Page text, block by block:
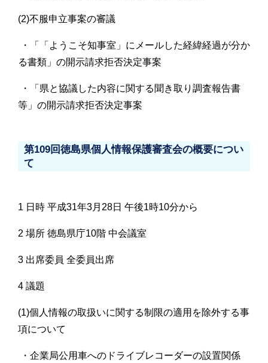
(2)不服申立事案の審議
・「「ようこそ知事室」にメールした経緯経過が分か
る書類」の開示請求拒否決定事案
・「県と協議した内容に関する聞き取り調査報告書
等」の開示請求拒否決定事案
第109回徳島県個人情報保護審査会の概要につい
て
1 日時 平成31年3月28日 午後1時10分から
2 場所 徳島県庁10階 中会議室
3 出席委員 全委員出席
4 議題
(1)個人情報の取扱いに関する制限の適用を除外する事
項について
・企業局公用車へのドライブレコーダーの設置関係